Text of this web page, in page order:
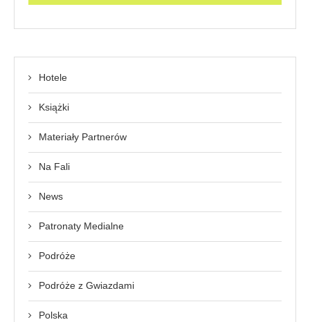
Hotele
Książki
Materiały Partnerów
Na Fali
News
Patronaty Medialne
Podróże
Podróże z Gwiazdami
Polska